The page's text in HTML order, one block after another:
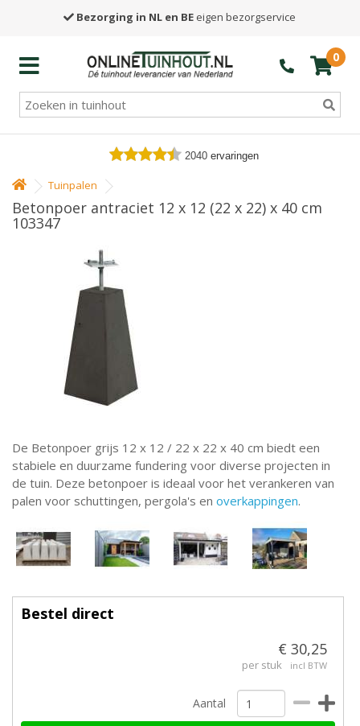
Bezorging in NL en BE eigen bezorgservice
0
2040 ervaringen
Tuinpalen
Betonpoer antraciet 12 x 12 (22 x 22) x 40 cm
103347
De Betonpoer grijs 12 x 12 / 22 x 22 x 40 cm biedt een
stabiele en duurzame fundering voor diverse projecten in
de tuin. Deze betonpoer is ideaal voor het verankeren van
palen voor schuttingen, pergola's en overkappingen.
Bestel direct
€ 30,25
per stuk incl BTW
Aantal